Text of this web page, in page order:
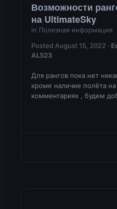
Возможности
на UltimateSky
in Полезная информация
Posted August 15, 2022 ·
AL523
Для рангов пока нет
кроме наличие полёта
комментариях , будем